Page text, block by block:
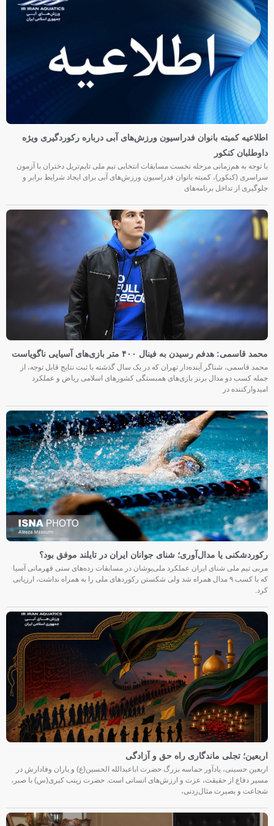
اطلاعیه کمیته بانوان فدراسیون ورزش‌های آبی درباره رکوردگیری ویژه
داوطلبان کنکور
با توجه به هم‌زمانی مرحله نخست مسابقات انتخابی تیم ملی تایم‌تریل دختران با آزمون
سراسری (کنکور)، کمیته بانوان فدراسیون ورزش‌های آبی برای ایجاد شرایط برابر و
جلوگیری از تداخل برنامه‌های
محمد قاسمی: هدفم رسیدن به فینال ۴۰۰ متر بازی‌های آسیایی ناگویاست
محمد قاسمی، شناگر آینده‌دار تهران که در یک سال گذشته با ثبت نتایج قابل توجه، از
جمله کسب دو مدال برنز بازی‌های همبستگی کشورهای اسلامی ریاض و عملکرد
امیدوارکننده در
رکوردشکنی یا مدال‌آوری؛ شنای جوانان ایران در تایلند موفق بود؟
مربی تیم ملی شنای ایران عملکرد ملی‌پوشان در مسابقات رده‌های سنی قهرمانی آسیا
که با کسب ۹ مدال همراه شد ولی شکستن رکوردهای ملی را به همراه نداشت، ارزیابی
کرد.
اربعین؛ تجلی ماندگاری راه حق و آزادگی
اربعین حسینی، یادآور حماسه بزرگ حضرت اباعبدالله الحسین(ع) و یاران وفادارش در
مسیر دفاع از حقیقت، عزت و ارزش‌های انسانی است. حضرت زینب کبری(س) با صبر،
شجاعت و بصیرت مثال‌زدنی،